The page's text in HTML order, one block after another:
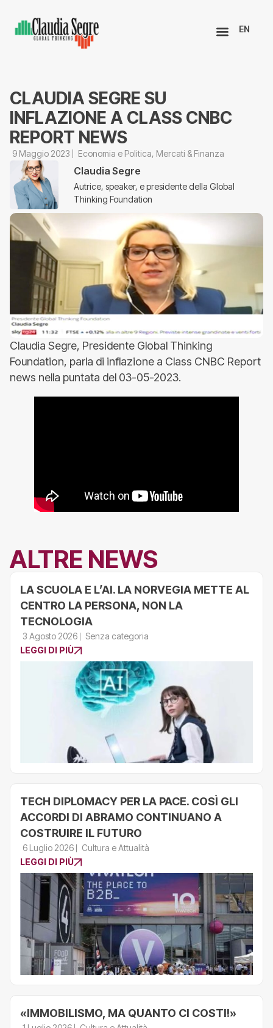
EN
CLAUDIA SEGRE SU
INFLAZIONE A CLASS CNBC
REPORT NEWS
9 Maggio 2023 Economia e Politica, Mercati & Finanza
Claudia Segre
Autrice, speaker, e presidente della Global
Thinking Foundation
Claudia Segre, Presidente Global Thinking
Foundation, parla di inflazione a Class CNBC Report
news nella puntata del 03-05-2023.
ALTRE NEWS
LA SCUOLA E L’AI. LA NORVEGIA METTE AL
CENTRO LA PERSONA, NON LA
TECNOLOGIA
3 Agosto 2026
Senza categoria
LEGGI DI PIÙ
TECH DIPLOMACY PER LA PACE. COSÌ GLI
ACCORDI DI ABRAMO CONTINUANO A
COSTRUIRE IL FUTURO
6 Luglio 2026
Cultura e Attualità
LEGGI DI PIÙ
«IMMOBILISMO, MA QUANTO CI COSTI!»